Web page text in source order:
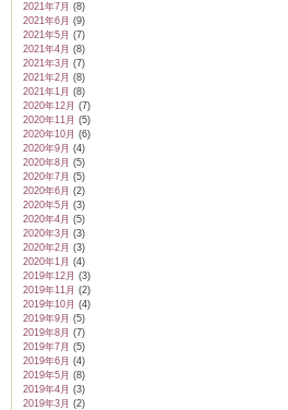
2021年7月 (8)
2021年6月 (9)
2021年5月 (7)
2021年4月 (8)
2021年3月 (7)
2021年2月 (8)
2021年1月 (8)
2020年12月 (7)
2020年11月 (5)
2020年10月 (6)
2020年9月 (4)
2020年8月 (5)
2020年7月 (5)
2020年6月 (2)
2020年5月 (3)
2020年4月 (5)
2020年3月 (3)
2020年2月 (3)
2020年1月 (4)
2019年12月 (3)
2019年11月 (2)
2019年10月 (4)
2019年9月 (5)
2019年8月 (7)
2019年7月 (5)
2019年6月 (4)
2019年5月 (8)
2019年4月 (3)
2019年3月 (2)